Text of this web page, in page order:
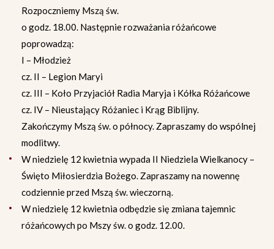
Rozpoczniemy Mszą św.
o godz. 18.00. Następnie rozważania różańcowe
poprowadzą:
I – Młodzież
cz. II – Legion Maryi
cz. III – Koło Przyjaciół Radia Maryja i Kółka Różańcowe
cz. IV – Nieustający Różaniec i Krąg Biblijny.
Zakończymy Mszą św. o północy. Zapraszamy do wspólnej
modlitwy.
W niedzielę 12 kwietnia wypada II Niedziela Wielkanocy –
Święto Miłosierdzia Bożego. Zapraszamy na nowennę
codziennie przed Mszą św. wieczorną.
W niedzielę 12 kwietnia odbędzie się zmiana tajemnic
różańcowych po Mszy św. o godz. 12.00.